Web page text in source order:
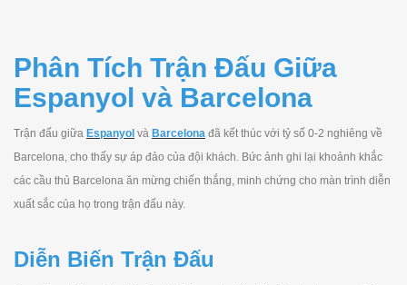
Phân Tích Trận Đấu Giữa
Espanyol và Barcelona
Trận đấu giữa Espanyol và Barcelona đã kết thúc với tỷ số 0-2 nghiêng về
Barcelona, cho thấy sự áp đảo của đội khách. Bức ảnh ghi lại khoảnh khắc
các cầu thủ Barcelona ăn mừng chiến thắng, minh chứng cho màn trình diễn
xuất sắc của họ trong trận đấu này.
Diễn Biến Trận Đấu